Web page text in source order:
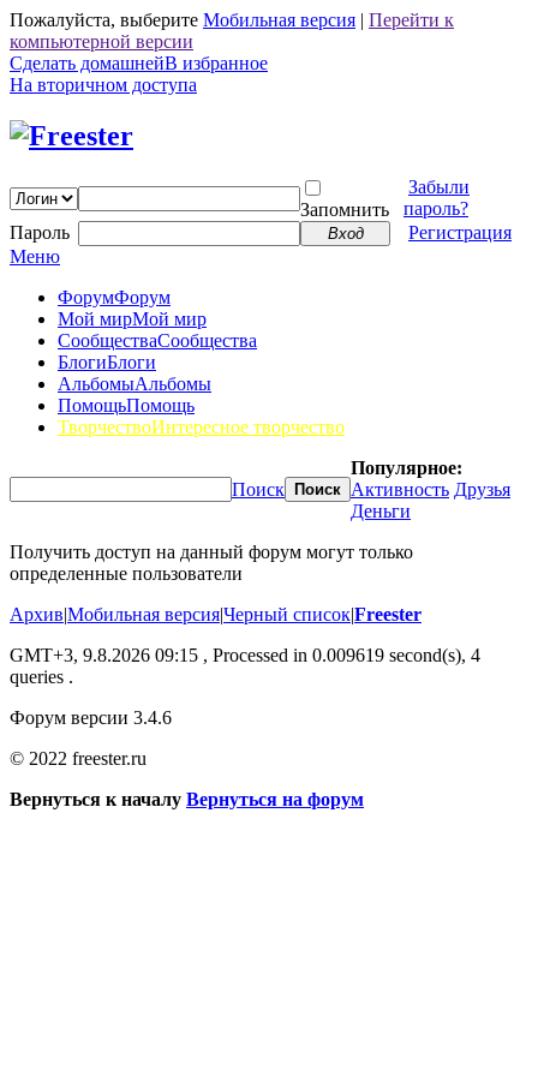
Пожалуйста, выберите Мобильная версия | Перейти к
компьютерной версии
Сделать домашнейВ избранное
На вторичном доступа
Запомнить
Забыли
пароль?
Пароль
Вход
Регистрация
Меню
ФорумФорум
Мой мирМой мир
СообществаСообщества
БлогиБлоги
АльбомыАльбомы
ПомощьПомощь
ТворчествоИнтересное творчество
Поиск Поиск
Популярное:
Активность Друзья
Деньги
Получить доступ на данный форум могут только
определенные пользователи
Архив|Мобильная версия|Черный список|Freester
GMT+3, 9.8.2026 09:15 , Processed in 0.009619 second(s), 4
queries .
Форум версии 3.4.6
© 2022 freester.ru
Вернуться к началу Вернуться на форум